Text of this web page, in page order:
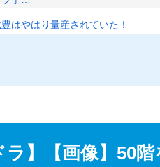
はやはり量産されていた！
m
e
d
d
:
ラ】【画像】50